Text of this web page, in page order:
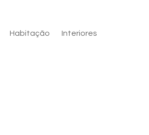
Habitação Interiores